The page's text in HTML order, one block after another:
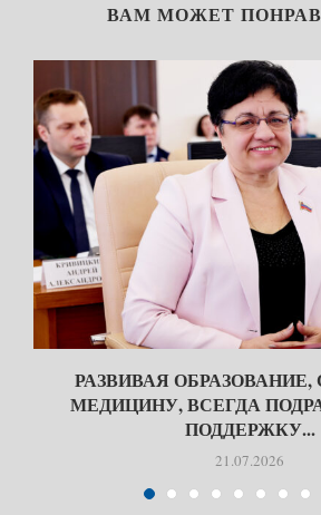
ВАМ МОЖЕТ
РАЗВИВАЯ
МЕДИЦИНУ, ВСЕГДА
ПОДДЕРЖКУ...
21.07.2026